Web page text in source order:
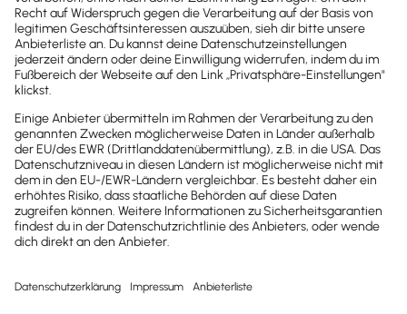
Brandheiße
News direkt in
dein Postfach
wichtige News zu
Gesetzesänderungen,
hilfreiche Praxis-Tipps und
kostenlose Tools für
Unternehmen erhalten?
Dann abonniere unseren